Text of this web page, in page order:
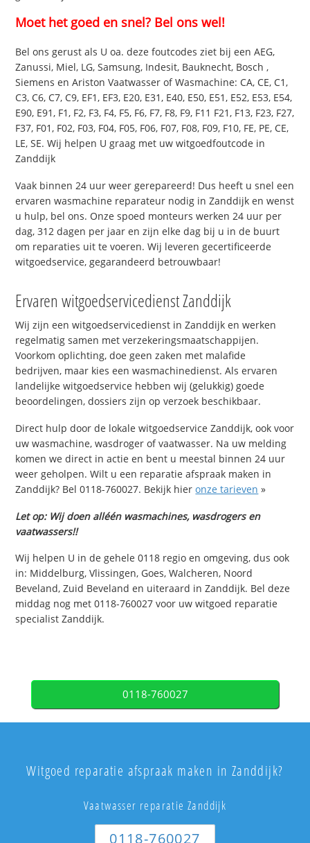
Moet het goed en snel? Bel ons wel!
Bel ons gerust als U oa. deze foutcodes ziet bij een AEG,
Zanussi, Miel, LG, Samsung, Indesit, Bauknecht, Bosch ,
Siemens en Ariston Vaatwasser of Wasmachine: CA, CE, C1,
C3, C6, C7, C9, EF1, EF3, E20, E31, E40, E50, E51, E52, E53, E54,
E90, E91, F1, F2, F3, F4, F5, F6, F7, F8, F9, F11 F21, F13, F23, F27,
F37, F01, F02, F03, F04, F05, F06, F07, F08, F09, F10, FE, PE, CE,
LE, SE. Wij helpen U graag met uw witgoedfoutcode in
Zanddijk
Vaak binnen 24 uur weer gerepareerd! Dus heeft u snel een
ervaren wasmachine reparateur nodig in Zanddijk en wenst
u hulp, bel ons. Onze spoed monteurs werken 24 uur per
dag, 312 dagen per jaar en zijn elke dag bij u in de buurt
om reparaties uit te voeren. Wij leveren gecertificeerde
witgoedservice, gegarandeerd betrouwbaar!
Ervaren witgoedservicedienst Zanddijk
Wij zijn een witgoedservicedienst in Zanddijk en werken
regelmatig samen met verzekeringsmaatschappijen.
Voorkom oplichting, doe geen zaken met malafide
bedrijven, maar kies een wasmachinedienst. Als ervaren
landelijke witgoedservice hebben wij (gelukkig) goede
beoordelingen, dossiers zijn op verzoek beschikbaar.
Direct hulp door de lokale witgoedservice Zanddijk, ook voor
uw wasmachine, wasdroger of vaatwasser. Na uw melding
komen we direct in actie en bent u meestal binnen 24 uur
weer geholpen. Wilt u een reparatie afspraak maken in
Zanddijk? Bel 0118-760027. Bekijk hieronze tarieven »
Let op: Wij doen alléén wasmachines, wasdrogers en
vaatwassers!!
Wij helpen U in de gehele 0118 regio en omgeving, dus ook
in: Middelburg, Vlissingen, Goes, Walcheren, Noord
Beveland, Zuid Beveland en uiteraard in Zanddijk. Bel deze
middag nog met 0118-760027 voor uw witgoed reparatie
specialist Zanddijk.
0118-760027
Witgoed reparatie afspraak maken in Zanddijk?
Vaatwasser reparatie Zanddijk
0118-760027